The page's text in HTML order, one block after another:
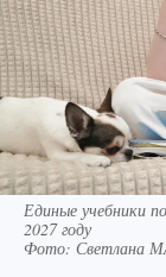
Единые учебники
2027 году
Фото: Светлана